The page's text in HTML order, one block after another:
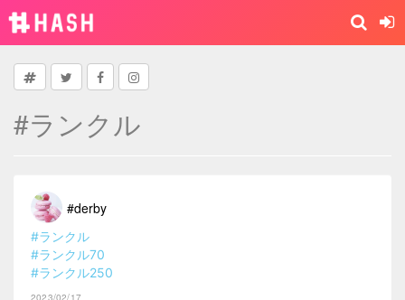
#ランクル
#derby
#ランクル
#ランクル70
#ランクル250
2023/02/17